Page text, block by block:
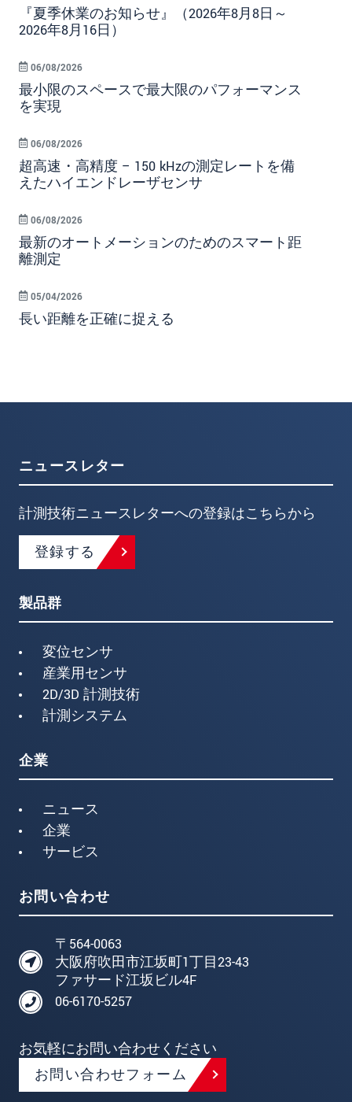
『夏季休業のお知らせ』（2026年8月8日～
2026年8月16日）
最小限のスペースで最大限のパフォーマンス
を実現
06/08/2026
超高速・高精度 – 150 kHzの測定レートを備
えたハイエンドレーザセンサ
06/08/2026
最新のオートメーションのためのスマート距
離測定
06/08/2026
長い距離を正確に捉える
05/04/2026
ニュースレター
計測技術ニュースレターへの登録はこちらから
登録する
製品群
変位センサ
産業用センサ
2D/3D 計測技術
計測システム
企業
ニュース
企業
サービス
お問い合わせ
〒564-0063
大阪府吹田市江坂町1丁目23-43
ファサード江坂ビル4F
06-6170-5257
お気軽にお問い合わせください
お問い合わせフォーム